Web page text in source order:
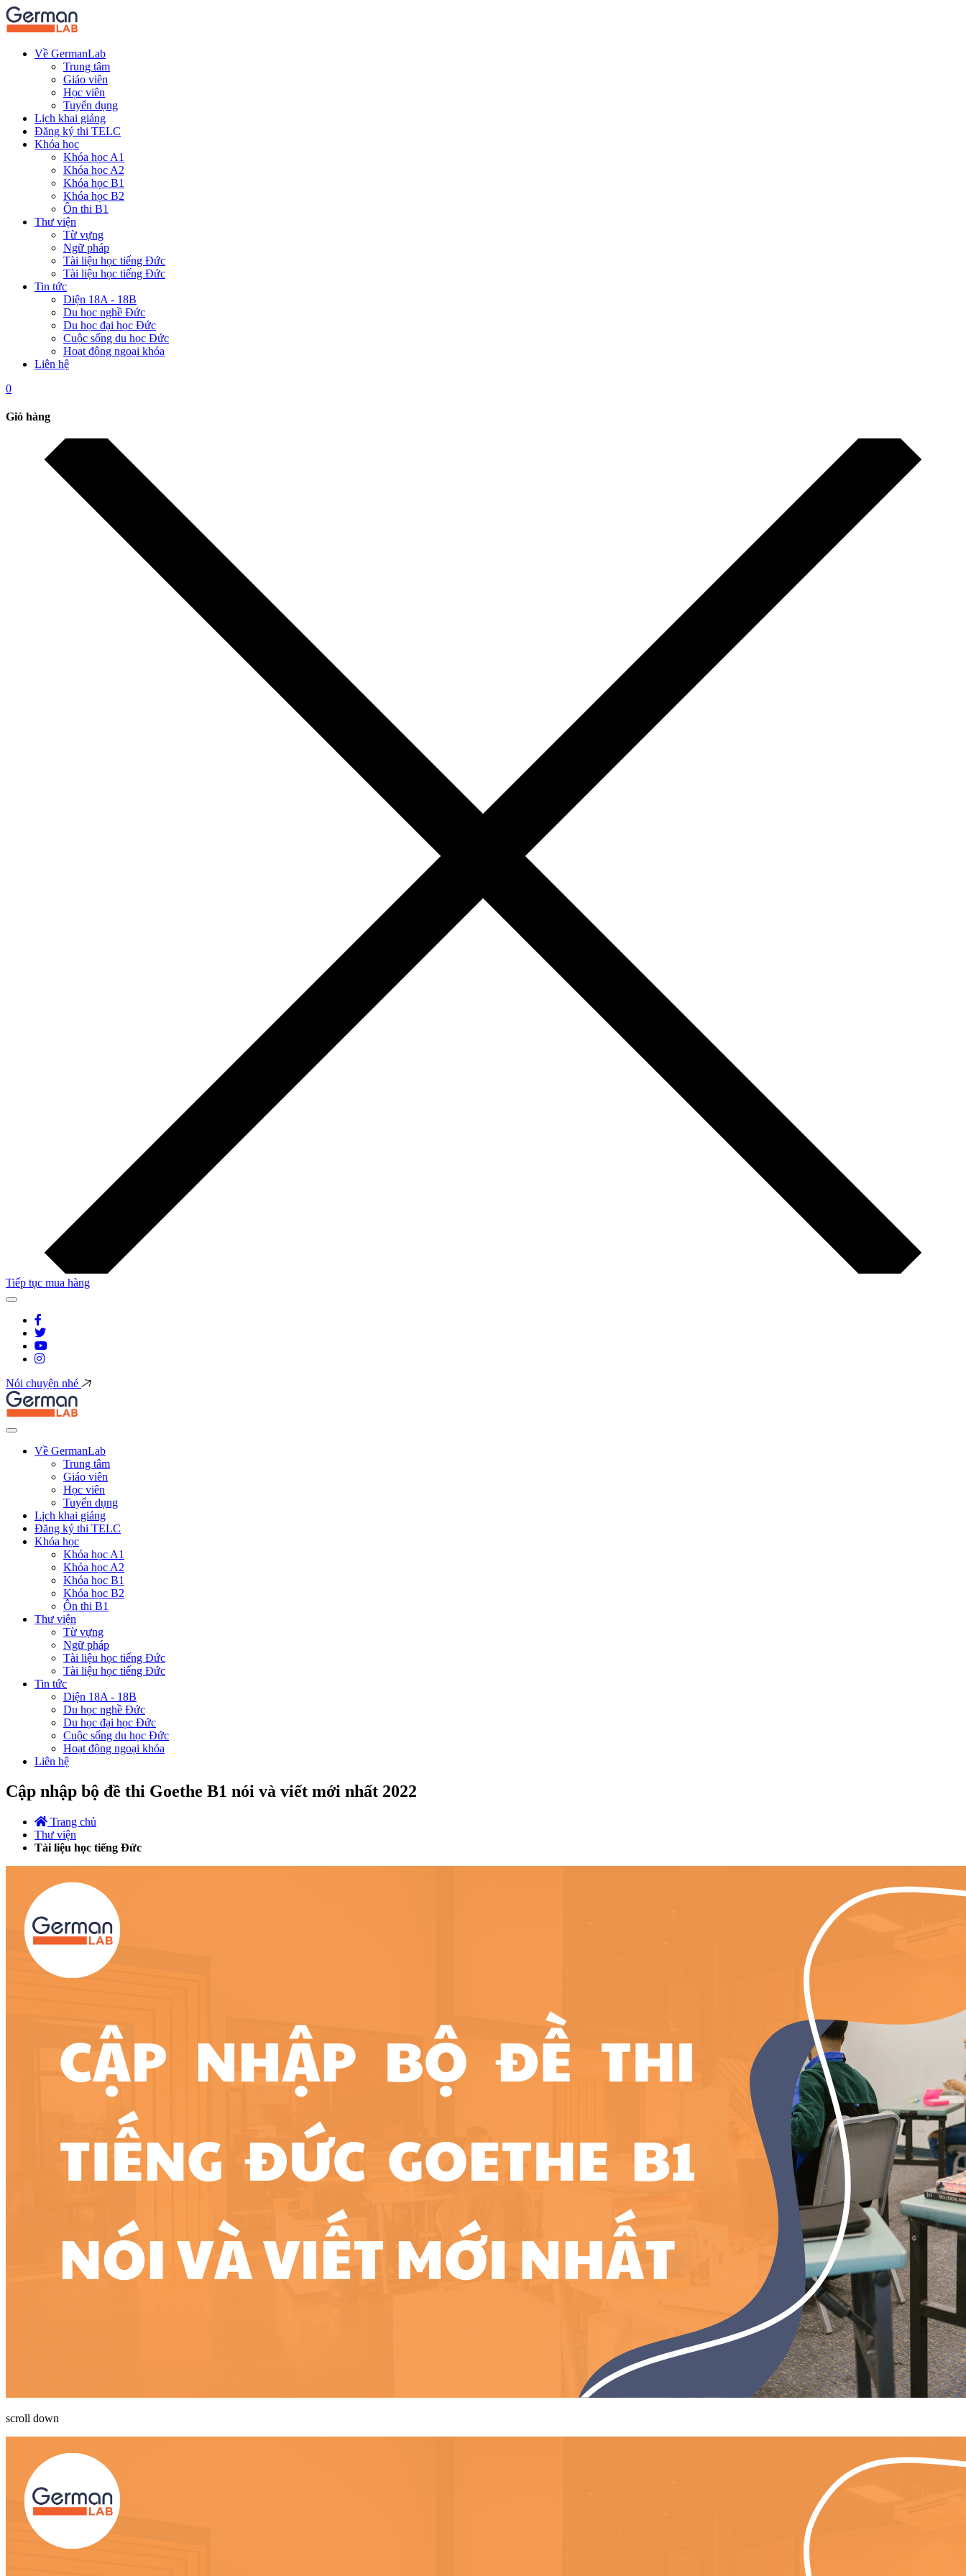
Về GermanLab
Trung tâm
Giáo viên
Học viên
Tuyển dụng
Lịch khai giảng
Đăng ký thi TELC
Khóa học
Khóa học A1
Khóa học A2
Khóa học B1
Khóa học B2
Ôn thi B1
Thư viện
Từ vựng
Ngữ pháp
Tài liệu học tiếng Đức
Tài liệu học tiếng Đức
Tin tức
Diện 18A - 18B
Du học nghề Đức
Du học đại học Đức
Cuộc sống du học Đức
Hoạt động ngoại khóa
Liên hệ
0
Giỏ hàng
Tiếp tục mua hàng
Nói chuyện nhé
Về GermanLab
Trung tâm
Giáo viên
Học viên
Tuyển dụng
Lịch khai giảng
Đăng ký thi TELC
Khóa học
Khóa học A1
Khóa học A2
Khóa học B1
Khóa học B2
Ôn thi B1
Thư viện
Từ vựng
Ngữ pháp
Tài liệu học tiếng Đức
Tài liệu học tiếng Đức
Tin tức
Diện 18A - 18B
Du học nghề Đức
Du học đại học Đức
Cuộc sống du học Đức
Hoạt động ngoại khóa
Liên hệ
Cập nhập bộ đề thi Goethe B1 nói và viết mới nhất 2022
Trang chủ
Thư viện
Tài liệu học tiếng Đức
scroll down